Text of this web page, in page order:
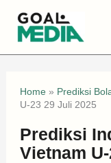
Home» Prediksi
U-23 29 Juli 2025
Prediksi
Vietnam